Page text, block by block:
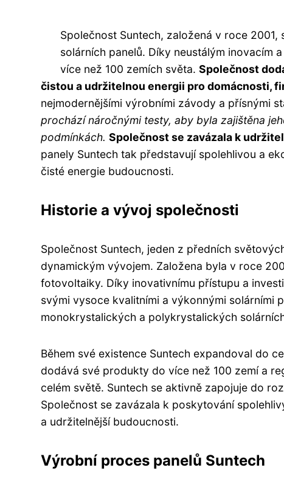
Společnost Suntech, založená v roce
solárních panelů. Díky neustálým inovacím
více než 100 zemích světa. Společnost
čistou a udržitelnou energii pro domácnosti,
nejmodernějšími výrobními závody a přísnými
prochází náročnými testy, aby byla zajištěna
podmínkách. Společnost se zavázala k
panely Suntech tak představují spolehlivou a
čisté energie budoucnosti.
Historie a vývoj společnosti
Společnost Suntech, jeden z předních
dynamickým vývojem. Založena byla v roce
fotovoltaiky. Díky inovativnímu přístupu a
svými vysoce kvalitními a výkonnými solárními
monokrystalických a polykrystalických
Během své existence Suntech expandoval do
dodává své produkty do více než 100 zemí a
celém světě. Suntech se aktivně zapojuje do
Společnost se zavázala k poskytování
a udržitelnější budoucnosti.
Výrobní proces panelů Suntech